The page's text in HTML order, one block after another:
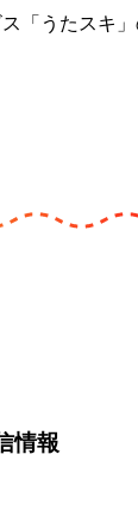
「うたスキ
情報